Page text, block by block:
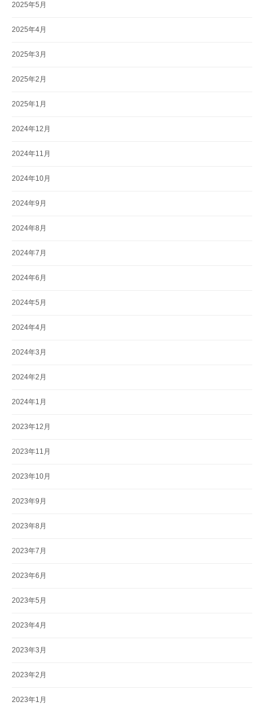
2025年5月
2025年4月
2025年3月
2025年2月
2025年1月
2024年12月
2024年11月
2024年10月
2024年9月
2024年8月
2024年7月
2024年6月
2024年5月
2024年4月
2024年3月
2024年2月
2024年1月
2023年12月
2023年11月
2023年10月
2023年9月
2023年8月
2023年7月
2023年6月
2023年5月
2023年4月
2023年3月
2023年2月
2023年1月